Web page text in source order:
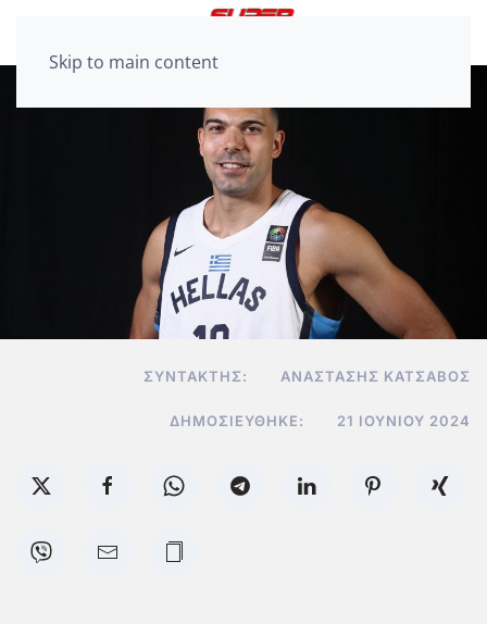
Skip to main content
ΣΥΝΤΆΚΤΗΣ: ΑΝΑΣΤΆΣΗΣ ΚΑΤΣΑΒΌΣ
ΔΗΜΟΣΙΕΎΘΗΚΕ: 21 ΙΟΥΝΊΟΥ 2024